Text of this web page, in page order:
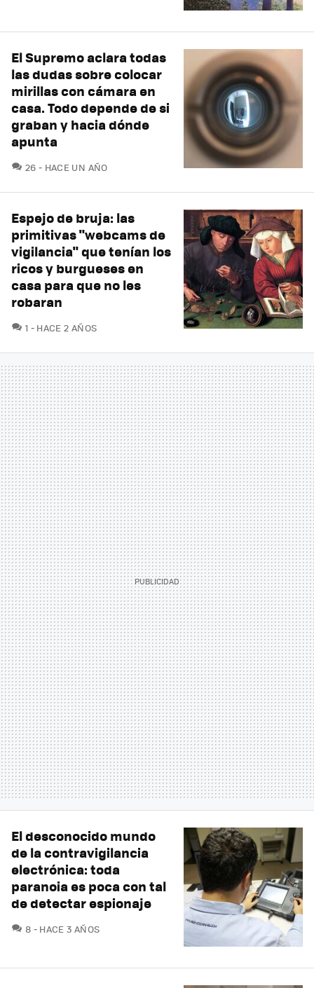
El Supremo aclara todas
las dudas sobre colocar
mirillas con cámara en
casa. Todo depende de si
graban y hacia dónde
apunta
26 COMENTARIOS
HACE UN AÑO
Espejo de bruja: las
primitivas "webcams de
vigilancia" que tenían los
ricos y burgueses en
casa para que no les
robaran
1 COMENTARIOS
HACE 2 AÑOS
El desconocido mundo
de la contravigilancia
electrónica: toda
paranoia es poca con tal
de detectar espionaje
8 COMENTARIOS
HACE 3 AÑOS